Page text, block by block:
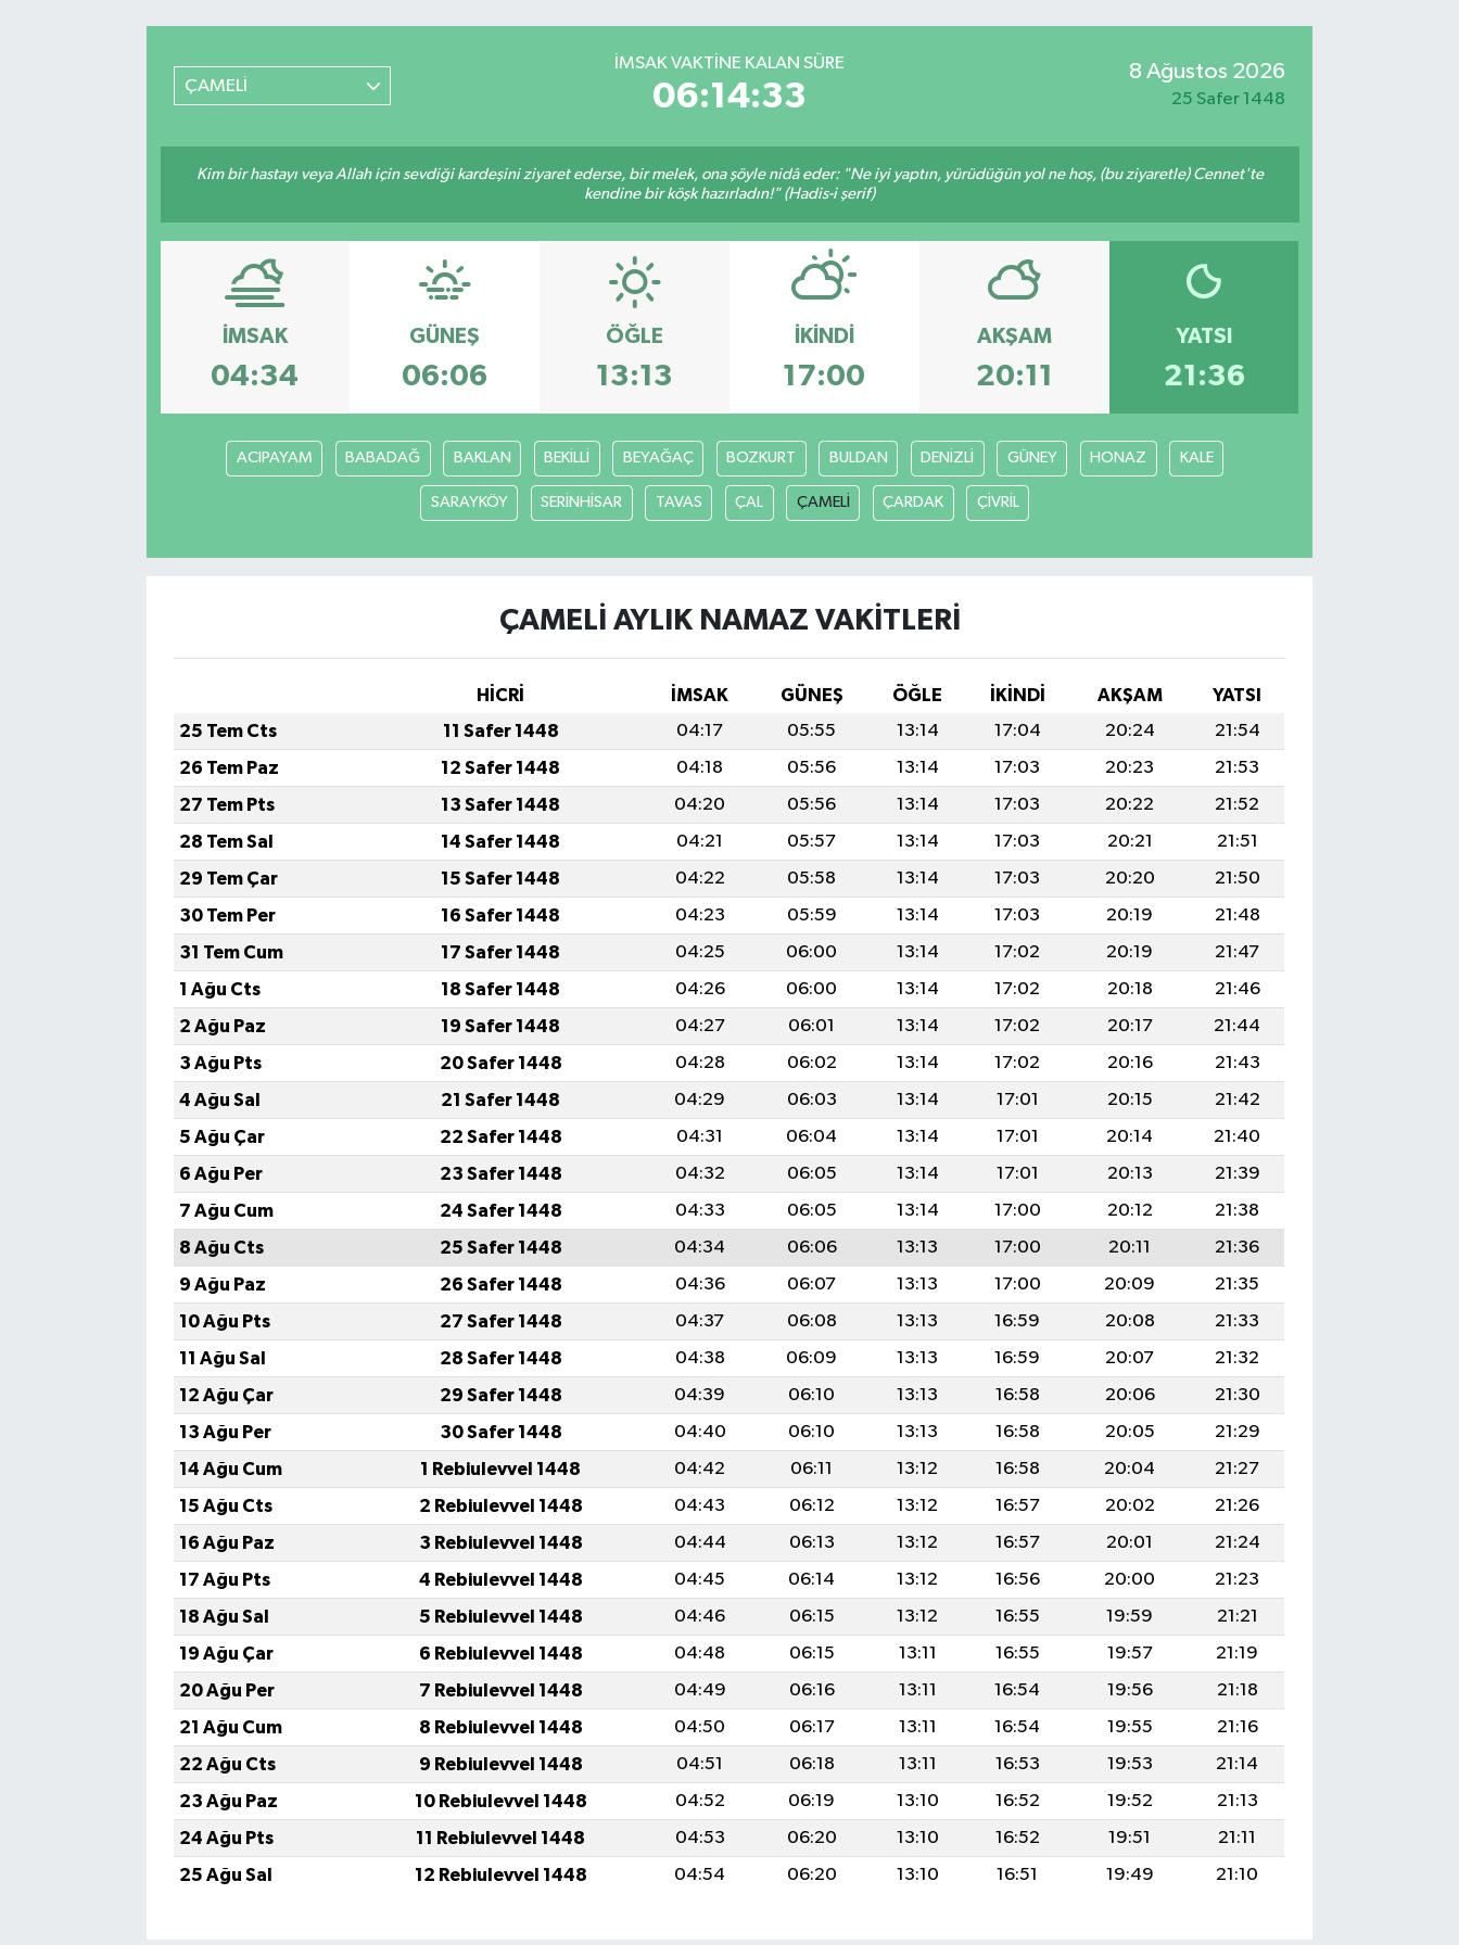
ÇAMELİ
İMSAK VAKTINE KALAN SÜRE
06:14:32
8 Ağustos 2026
25 Safer 1448
Kim bir hastayı veya Allah için sevdiği kardeşini ziyaret ederse, bir melek, ona şöyle nidâ eder: "Ne iyi yaptın, yürüdüğün yol ne hoş, (bu ziyaretle) Cennet'te
kendine bir köşk hazırladın!" (Hadis-i şerif)
İMSAK
04:34
GÜNEŞ
06:06
ÖĞLE
13:13
İKINDI
17:00
AKŞAM
20:11
YATSI
21:36
ACIPAYAM BABADAĞ BAKLAN BEKİLLİ BEYAĞAÇ BOZKURT BULDAN DENİZLİ GÜNEY HONAZ KALE
SARAYKÖY SERİNHİSAR TAVAS ÇAL ÇAMELİ ÇARDAK ÇİVRİL
ÇAMELİ AYLIK NAMAZ VAKITLERI
HİCRİ İMSAK GÜNEŞ ÖĞLE İKINDI AKŞAM
YATSI
25 Tem Cts
11 Safer 1448 04:17 05:55 13:14 17:04 20:24
21:54
26 Tem Paz
12 Safer 1448 04:18 05:56 13:14 17:03 20:23
21:53
27 Tem Pts
13 Safer 1448 04:20 05:56 13:14 17:03 20:22
21:52
28 Tem Sal
14 Safer 1448 04:21 05:57 13:14 17:03 20:21
21:51
29 Tem Çar
15 Safer 1448 04:22 05:58 13:14 17:03 20:20
21:50
30 Tem Per
16 Safer 1448 04:23 05:59 13:14 17:03 20:19
21:48
31 Tem Cum
17 Safer 1448 04:25 06:00 13:14 17:02 20:19
21:47
1 Ağu Cts
18 Safer 1448 04:26 06:00 13:14 17:02 20:18
21:46
2 Ağu Paz
19 Safer 1448 04:27 06:01 13:14 17:02 20:17
21:44
3 Ağu Pts
20 Safer 1448 04:28 06:02 13:14 17:02 20:16
21:43
4 Ağu Sal
21 Safer 1448 04:29 06:03 13:14 17:01 20:15
21:42
5 Ağu Çar
22 Safer 1448 04:31 06:04 13:14 17:01 20:14
21:40
6 Ağu Per
23 Safer 1448 04:32 06:05 13:14 17:01 20:13
21:39
7 Ağu Cum
24 Safer 1448 04:33 06:05 13:14 17:00 20:12
21:38
8 Ağu Cts
25 Safer 1448 04:34 06:06 13:13 17:00 20:11
21:36
9 Ağu Paz
26 Safer 1448 04:36 06:07 13:13 17:00 20:09
21:35
10 Ağu Pts
27 Safer 1448 04:37 06:08 13:13 16:59 20:08
21:33
11 Ağu Sal
28 Safer 1448 04:38 06:09 13:13 16:59 20:07
21:32
12 Ağu Çar
29 Safer 1448 04:39 06:10 13:13 16:58 20:06
21:30
13 Ağu Per
30 Safer 1448 04:40 06:10 13:13 16:58 20:05
21:29
14 Ağu Cum
1 Rebiulevvel 1448 04:42 06:11 13:12 16:58 20:04
21:27
15 Ağu Cts
2 Rebiulevvel 1448 04:43 06:12 13:12 16:57 20:02
21:26
16 Ağu Paz
3 Rebiulevvel 1448 04:44 06:13 13:12 16:57 20:01
21:24
17 Ağu Pts
4 Rebiulevvel 1448 04:45 06:14 13:12 16:56 20:00
21:23
18 Ağu Sal
5 Rebiulevvel 1448 04:46 06:15 13:12 16:55 19:59
21:21
19 Ağu Çar
6 Rebiulevvel 1448 04:48 06:15 13:11 16:55 19:57
21:19
20 Ağu Per
7 Rebiulevvel 1448 04:49 06:16 13:11 16:54 19:56
21:18
21 Ağu Cum
8 Rebiulevvel 1448 04:50 06:17 13:11 16:54 19:55
21:16
22 Ağu Cts
9 Rebiulevvel 1448 04:51 06:18 13:11 16:53 19:53
21:14
23 Ağu Paz
10 Rebiulevvel 1448 04:52 06:19 13:10 16:52 19:52
21:13
24 Ağu Pts
11 Rebiulevvel 1448 04:53 06:20 13:10 16:52 19:51
21:11
25 Ağu Sal
12 Rebiulevvel 1448 04:54 06:20 13:10 16:51 19:49 21:10